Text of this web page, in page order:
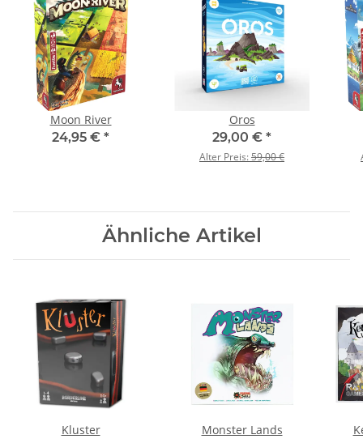
Moon River
24,95 € *
Oros
29,00 € *
Alter Preis:59,00 €
Ähnliche Artikel
Kluster
Monster Lands